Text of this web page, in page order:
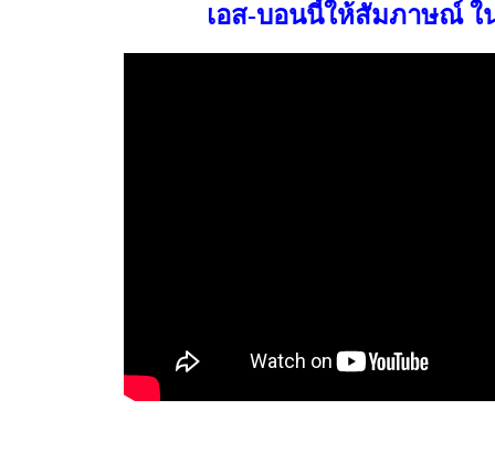
เอส-บอนนี้ให้สัมภาษณ์ ใ